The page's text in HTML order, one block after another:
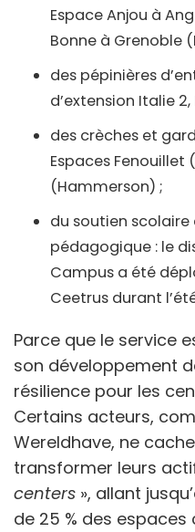
Espace Anjou à
Bonne à Grenoble
des pépinières
d’extension Italie
des crèches et
Espaces Fenouillet
(Hammerson) ;
du soutien
pédagogique : le
Campus a été
Ceetrus durant
Parce que le service
son développement
résilience pour les
Certains acteurs,
Wereldhave, ne
transformer leurs
centers », allant
de 25 % des